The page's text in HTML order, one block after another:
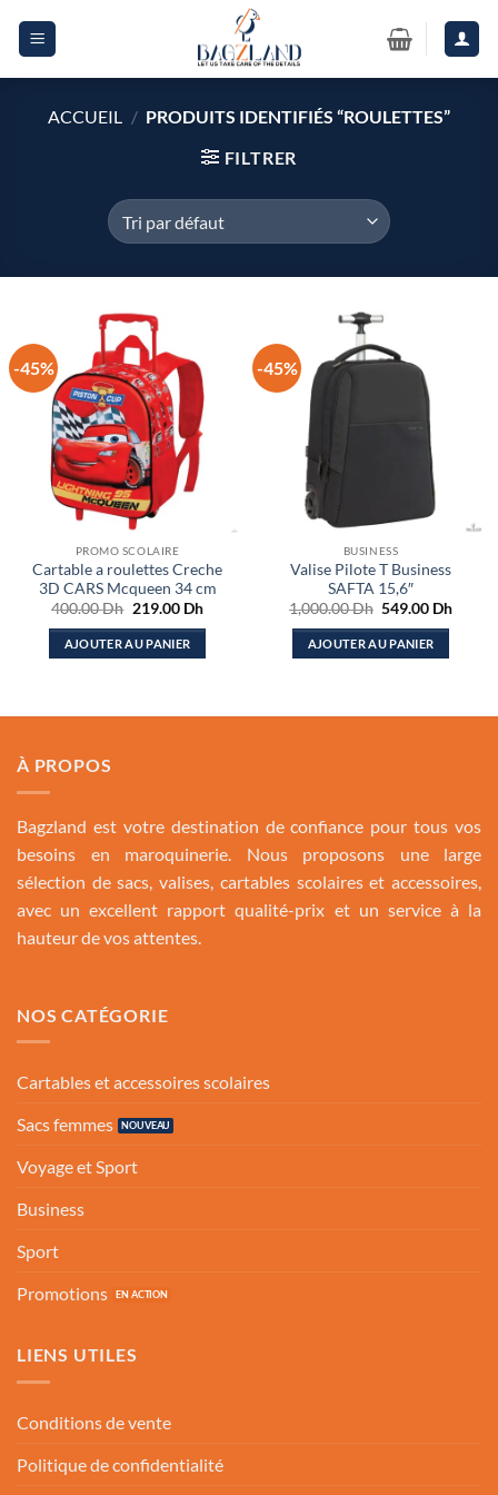
ACCUEIL / PRODUITS IDENTIFIÉS “ROULETTES”
FILTRER
-45%
PROMO SCOLAIRE
Cartable a roulettes Creche
3D CARS Mcqueen 34 cm
400.00Dh Le
initial
était :
219.00 DhLe
actuel
AJOUTER AU PANIER
-45%
BUSINESS
Valise Pilote T Business
SAFTA 15,6″
1,000.00Dh Le
initial
était :
549.00 DhLe
AJOUTER AU PANIER
À PROPOS
Bagzland est votre destination de confiance pour tous vos
besoins en maroquinerie. Nous proposons une large
sélection de sacs, valises, cartables scolaires et accessoires,
avec un excellent rapport qualité-prix et un service à la
hauteur de vos attentes.
NOS CATÉGORIE
Cartables et accessoires scolaires
Sacs femmes
Voyage et Sport
Business
Sport
Promotions
LIENS UTILES
Conditions de vente
Politique de confidentialité